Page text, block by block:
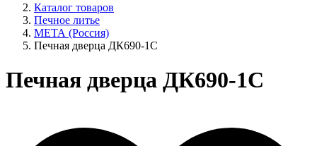
Каталог товаров
Печное литье
МЕТА (Россия)
Печная дверца ДК690-1С
Печная дверца ДК690-1С